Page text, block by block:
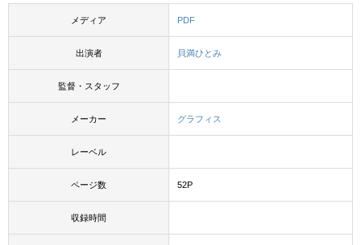
メディア PDF
出演者 貝満ひとみ
監督・スタッフ
メーカー グラフィス
レーベル
ページ数 52P
収録時間